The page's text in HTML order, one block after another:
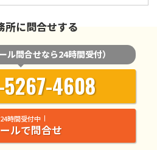
所に問合せする
ール問合せなら24時間受付）
4608
24時間受付中
ルで問合せ